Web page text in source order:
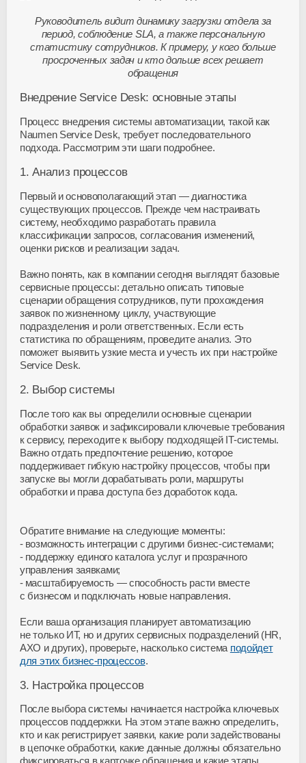
Руководитель видит динамику загрузки отдела за
период, соблюдение SLA, а также персональную
статистику сотрудников. К примеру, у кого больше
просроченных задач и кто дольше всех решает
обращения
Внедрение Service Desk: основные этапы
Процесс внедрения системы автоматизации, такой как
Naumen Service Desk, требует последовательного
подхода. Рассмотрим эти шаги подробнее.
1. Анализ процессов
Первый и основополагающий этап — диагностика
существующих процессов. Прежде чем настраивать
систему, необходимо разработать правила
классификации запросов, согласования изменений,
оценки рисков и реализации задач.
Важно понять, как в компании сегодня выглядят базовые
сервисные процессы: детально описать типовые
сценарии обращения сотрудников, пути прохождения
заявок по жизненному циклу, участвующие
подразделения и роли ответственных. Если есть
статистика по обращениям, проведите анализ. Это
поможет выявить узкие места и учесть их при настройке
Service Desk.
2. Выбор системы
После того как вы определили основные сценарии
обработки заявок и зафиксировали ключевые требования
к сервису, переходите к выбору подходящей IT-системы.
Важно отдать предпочтение решению, которое
поддерживает гибкую настройку процессов, чтобы при
запуске вы могли дорабатывать роли, маршруты
обработки и права доступа без доработок кода.
Обратите внимание на следующие моменты:
возможность интеграции с другими бизнес-системами;
поддержку единого каталога услуг и прозрачного
управления заявками;
масштабируемость — способность расти вместе
с бизнесом и подключать новые направления.
Если ваша организация планирует автоматизацию
не только ИТ, но и других сервисных подразделений (HR,
АХО и других), проверьте, насколько система подойдет
для этихбизнес-процессов.
3. Настройка процессов
После выбора системы начинается настройка ключевых
процессов поддержки. На этом этапе важно определить,
кто и как регистрирует заявки, какие роли задействованы
в цепочке обработки, какие данные должны обязательно